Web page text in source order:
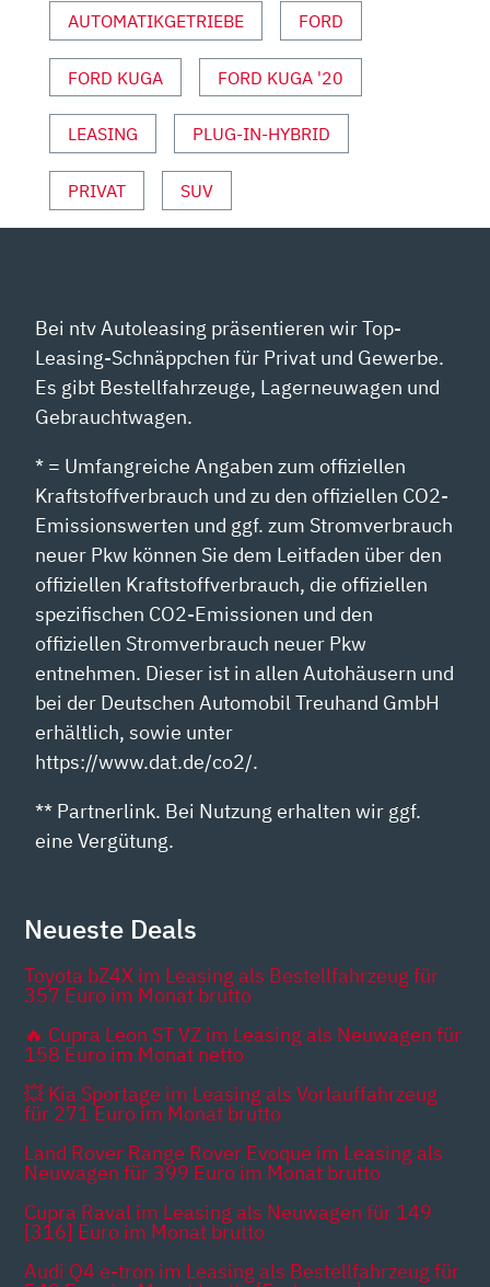
AUTOMATIKGETRIEBE FORD
FORD KUGA FORD KUGA '20
LEASING PLUG-IN-HYBRID
PRIVAT SUV
Bei ntv Autoleasing präsentieren wir Top-
Leasing-Schnäppchen für Privat und Gewerbe.
Es gibt Bestellfahrzeuge, Lagerneuwagen und
Gebrauchtwagen.
* = Umfangreiche Angaben zum offiziellen
Kraftstoffverbrauch und zu den offiziellen CO2-
Emissionswerten und ggf. zum Stromverbrauch
neuer Pkw können Sie dem Leitfaden über den
offiziellen Kraftstoffverbrauch, die offiziellen
spezifischen CO2-Emissionen und den
offiziellen Stromverbrauch neuer Pkw
entnehmen. Dieser ist in allen Autohäusern und
bei der Deutschen Automobil Treuhand GmbH
erhältlich, sowie unter
https://www.dat.de/co2/.
** Partnerlink. Bei Nutzung erhalten wir ggf.
eine Vergütung.
Neueste Deals
Toyota bZ4X im Leasing als Bestellfahrzeug für
357 Euro im Monat brutto
🔥 Cupra Leon ST VZ im Leasing als Neuwagen für
158 Euro im Monat netto
💥 Kia Sportage im Leasing als Vorlauffahrzeug
für 271 Euro im Monat brutto
Land Rover Range Rover Evoque im Leasing als
Neuwagen für 399 Euro im Monat brutto
Cupra Raval im Leasing als Neuwagen für 149
[316] Euro im Monat brutto
Audi Q4 e-tron im Leasing als Bestellfahrzeug für